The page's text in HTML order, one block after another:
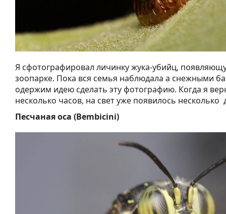
Я сфотографировал личинку жука-убийц,
зоопарке. Пока вся семья наблюдала а снежными
одержим идею сделать эту фотографию. Когда я
несколько часов, на свет уже появилось несколько
Песчаная оса (Bembicini)